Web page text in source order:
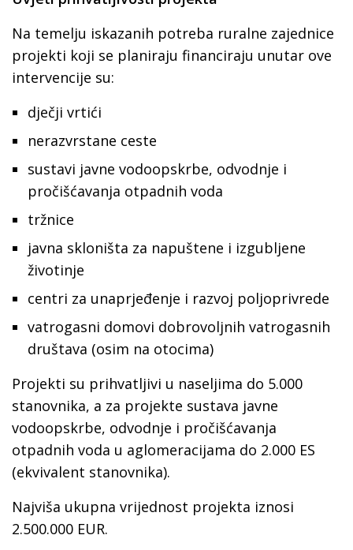
Na temelju iskazanih potreba ruralne zajednice
projekti koji se planiraju financiraju unutar ove
intervencije su:
dječji vrtići
nerazvrstane ceste
sustavi javne vodoopskrbe, odvodnje i
pročišćavanja otpadnih voda
tržnice
javna skloništa za napuštene i izgubljene
životinje
centri za unaprjeđenje i razvoj poljoprivrede
vatrogasni domovi dobrovoljnih vatrogasnih
društava (osim na otocima)
Projekti su prihvatljivi u naseljima do 5.000
stanovnika, a za projekte sustava javne
vodoopskrbe, odvodnje i pročišćavanja
otpadnih voda u aglomeracijama do 2.000 ES
(ekvivalent stanovnika).
Najviša ukupna vrijednost projekta iznosi
2.500.000 EUR.